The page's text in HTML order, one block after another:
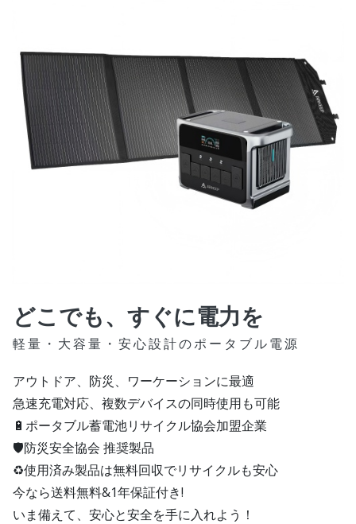
どこでも、すぐに電力を
軽量・大容量・安心設計のポータブル電源
アウトドア、防災、ワーケーションに最適
急速充電対応、複数デバイスの同時使用も可能
🔋ポータブル蓄電池リサイクル協会加盟企業
🛡防災安全協会 推奨製品
♻使用済み製品は無料回収でリサイクルも安心
今なら送料無料&1年保証付き!
いま備えて、安心と安全を手に入れよう！